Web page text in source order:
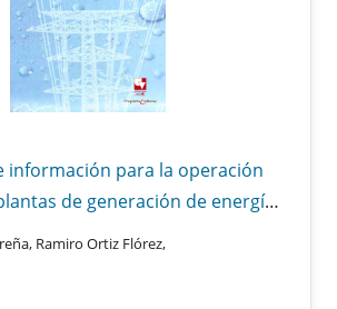
información para la operación
de generación de energía
hidroeléctrica
Ramiro Ortiz Flórez,